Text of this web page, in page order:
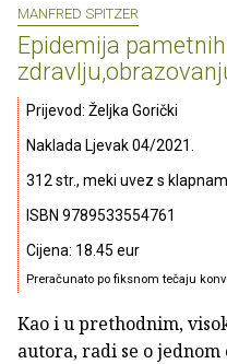
MANFRED SPITZER
Epidemija
Prijevod: Željka Gorički
Naklada Ljevak 04/2021.
312 str., meki uvez s
ISBN 9789533554761
Cijena: 18.45 eur
Preračunato po fiksnom tečaju
Kao i u prethodnim,
autora, radi se o